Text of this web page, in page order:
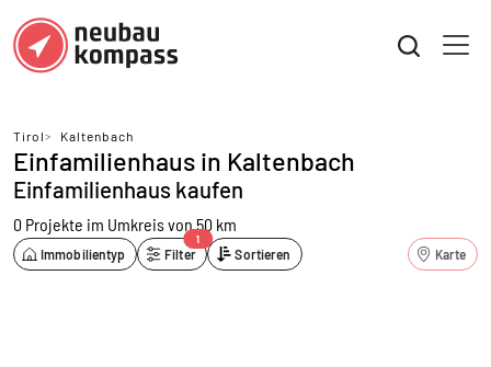
Tirol> Kaltenbach
Einfamilienhaus in Kaltenbach
Einfamilienhaus kaufen
0 Projekte im Umkreis von 50 km
Immobilientyp Filter
1
Sortieren Karte